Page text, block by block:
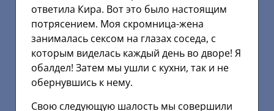
ответила Кира. Вот это было настоящим
потрясением. Моя скромница-жена
занималась сексом на глазах соседа, с
которым виделась каждый день во дворе! Я
обалдел! Затем мы ушли с кухни, так и не
обернувшись к нему.
Свою следующую шалость мы совершили